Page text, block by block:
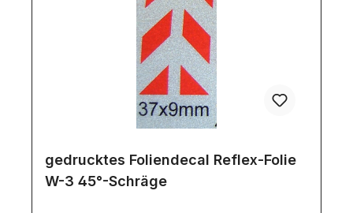
gedrucktes Foliendecal Reflex-Folie
W-3 45°-Schräge